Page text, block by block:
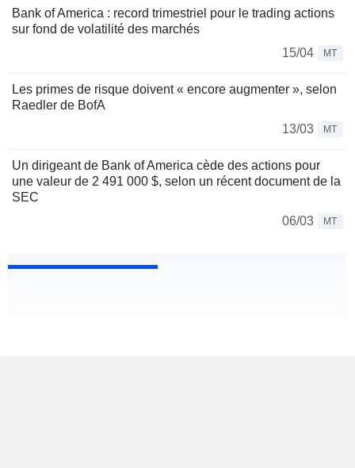
Bank of America : record trimestriel pour le trading actions
sur fond de volatilité des marchés
15/04
MT
Les primes de risque doivent « encore augmenter », selon
Raedler de BofA
13/03
MT
Un dirigeant de Bank of America cède des actions pour
une valeur de 2 491 000 $, selon un récent document de la
SEC
06/03
MT